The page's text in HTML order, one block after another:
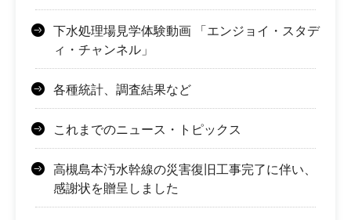
下水処理場見学体験動画 「エンジョイ・スタデ
ィ・チャンネル」
各種統計、調査結果など
これまでのニュース・トピックス
高槻島本汚水幹線の災害復旧工事完了に伴い、
感謝状を贈呈しました